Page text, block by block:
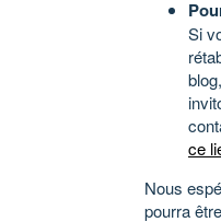
Si
ce
Nous
pourra